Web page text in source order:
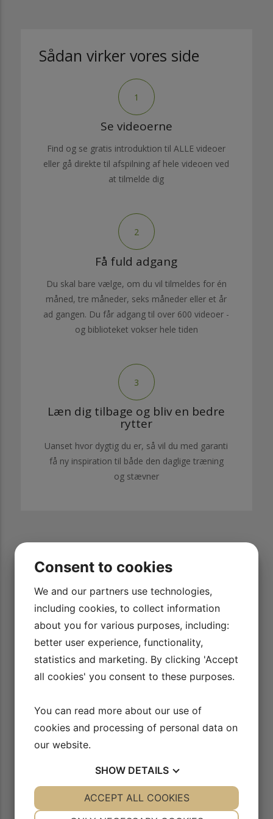
Sådan virker vores side
1
Se videoerne
Find og se gratis introduktion til ALLE videoer
eller gå direkte til afspilning af hele videoen ved
at tilmelde dig
2
Få fuld adgang
Du skal bare vælge, om du vil tilmeldes for én
måned, tre måneder, seks måneder eller et år
ad gangen. Du får adgang til over 600 videoer -
og biblioteket vokser hele tiden
3
Læn dig tilbage og bliv en bedre
rytter
Uanset hvor dygtig du er, så vil du med garanti
få ny inspiration til både den daglige træning
og stævner
Bedre TV sammen. Vi kan i ro og
bag øvelserne og så afprøve det
og hvad der særligt lægges vægt på
En kæmpe hjælp for os begge.
Lena Pedersen
Rid Bedre TV’s videoer
specielt de videoer med
trave sin hest
Consent to cookies
We and our partners use technologies,
including cookies, to collect information
about you for various purposes, including:
better user experience, functionality,
statistics and marketing. By clicking 'Accept
all cookies' you consent to these purposes.
You can read more about our use of
cookies and processing of personal data on
our website.
SHOW DETAILS
YES NO YES NO
ACCEPT ALL COOKIES